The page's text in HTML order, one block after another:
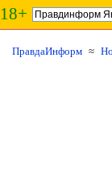
18+
ПравдаИнформ ≈